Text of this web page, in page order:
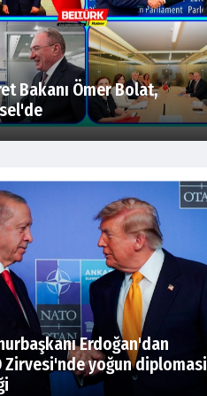
Bakanı Ömer Bolat,
Erdoğan'dan
Zirvesi'nde yoğun diplomasi